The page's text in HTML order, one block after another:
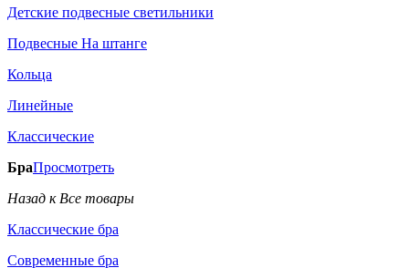
Детские подвесные светильники
Подвесные На штанге
Кольца
Линейные
Классические
БраПросмотреть
Назад к Все товары
Классические бра
Современные бра